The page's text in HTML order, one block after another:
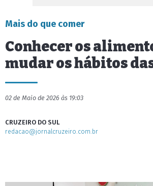
Mais do que comer
Conhecer os
mudar os hábitos
02 de Maio de 2026 às 19:03
CRUZEIRO DO SUL
redacao@jornalcruzeiro.com.br